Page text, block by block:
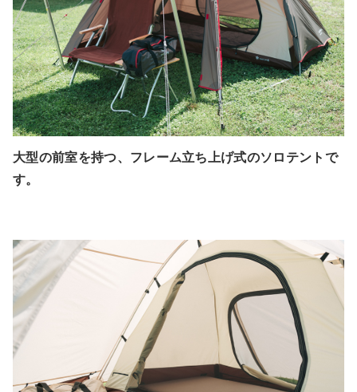
大型の前室を持つ、フレーム立ち上げ式のソロテントで
す。